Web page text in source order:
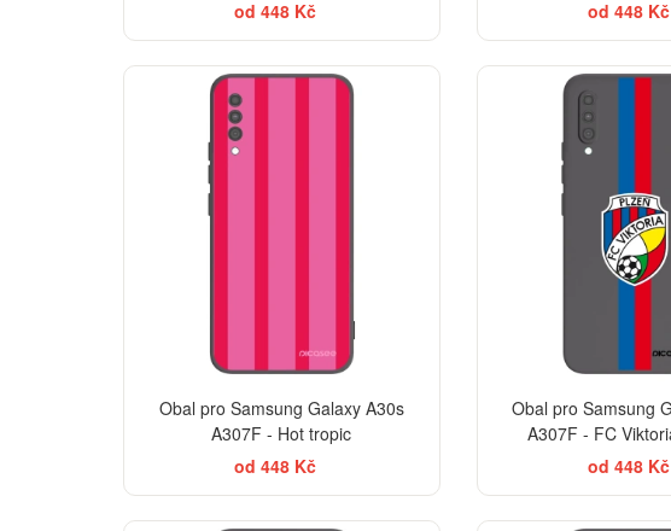
od 448 Kč
od 448 Kč
Obal pro Samsung Galaxy A30s
A307F - Hot tropic
od 448 Kč
Obal pro Samsung
A307F - FC
od 448 Kč